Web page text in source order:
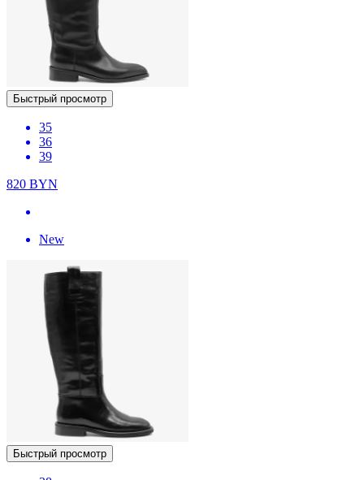
Быстрый просмотр
35
36
39
820 BYN
New
Быстрый просмотр